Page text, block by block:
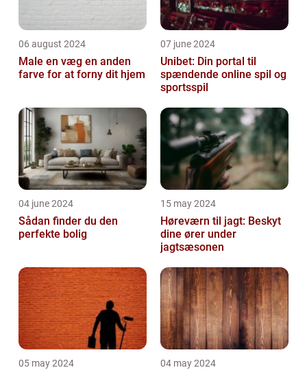
06 august 2024
Male en væg en anden
farve for at forny dit hjem
07 june 2024
Unibet: Din portal til
spændende online spil og
sportsspil
04 june 2024
Sådan finder du den
perfekte bolig
15 may 2024
Høreværn til jagt: Beskyt
dine ører under
jagtsæsonen
05 may 2024 04 may 2024